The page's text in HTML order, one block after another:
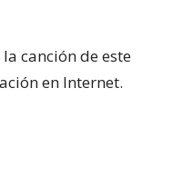
canción de este
en Internet.